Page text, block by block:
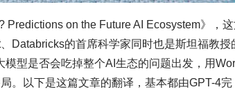
on the Future AI Ecosystem》，
Databricks的首席科学家同时也是斯坦福教授
型是否会吃掉整个AI生态的问题出发，用
。以下是这篇文章的翻译，基本都由GPT-4完